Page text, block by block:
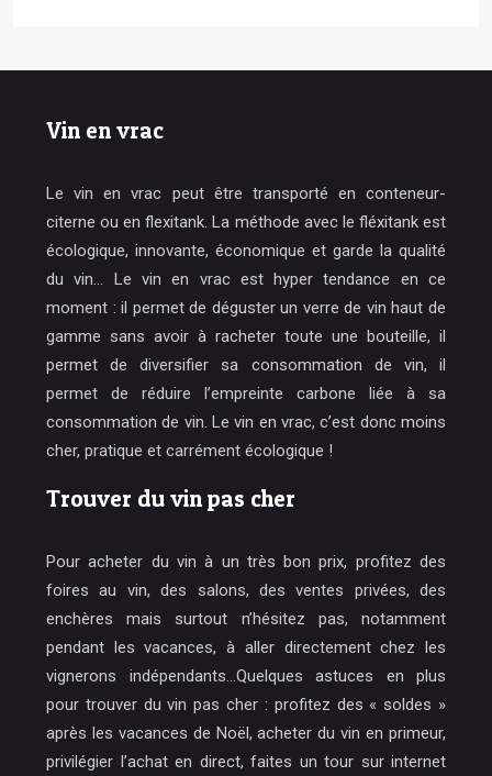
Vin en vrac
Le vin en vrac peut être transporté en conteneur-
citerne ou en flexitank. La méthode avec le fléxitank est
écologique, innovante, économique et garde la qualité
du vin… Le vin en vrac est hyper tendance en ce
moment : il permet de déguster un verre de vin haut de
gamme sans avoir à racheter toute une bouteille, il
permet de diversifier sa consommation de vin, il
permet de réduire l’empreinte carbone liée à sa
consommation de vin. Le vin en vrac, c’est donc moins
cher, pratique et carrément écologique !
Trouver du vin pas cher
Pour acheter du vin à un très bon prix, profitez des
foires au vin, des salons, des ventes privées, des
enchères mais surtout n’hésitez pas, notamment
pendant les vacances, à aller directement chez les
vignerons indépendants…Quelques astuces en plus
pour trouver du vin pas cher : profitez des « soldes »
après les vacances de Noël, acheter du vin en primeur,
privilégier l’achat en direct, faites un tour sur internet